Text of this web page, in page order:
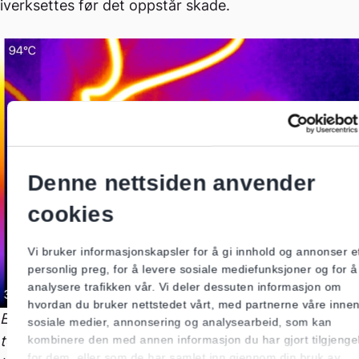
Denne nettsiden anvender
cookies
Vi bruker informasjonskapsler for å gi innhold og annonser
personlig preg, for å levere sosiale mediefunksjoner og for å
analysere trafikken vår. Vi deler dessuten informasjon om
hvordan du bruker nettstedet vårt, med partnerne våre innen
sosiale medier, annonsering og analysearbeid, som kan
kombinere den med annen informasjon du har gjort
iverksettes før det oppstår skade.
Et bilde som indikerer varmgang. Ved slike
temperaturer kan isolasjonen svekkes og risikoen for